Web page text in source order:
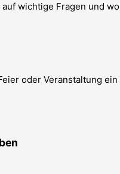
wichtige Fragen und
oder Veranstaltung